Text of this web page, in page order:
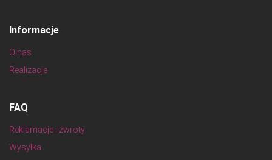
Informacje
O nas
Realizacje
FAQ
Reklamacje i zwroty
Wysyłka